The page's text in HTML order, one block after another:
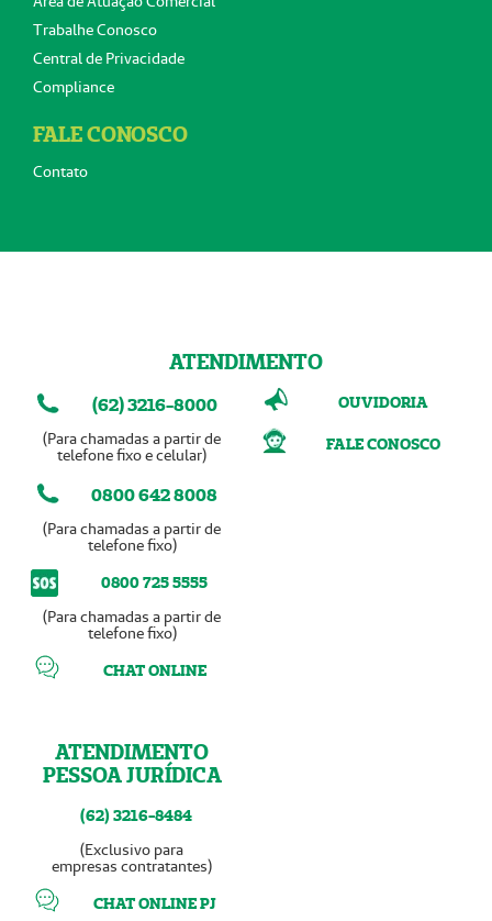
Trabalhe Conosco
Central de Privacidade
Compliance
FALE CONOSCO
Contato
ATENDIMENTO
(62) 3216-8000
(Para chamadas a partir de
telefone fixo e celular)
0800 642 8008
(Para chamadas a partir de
telefone fixo)
0800 725 5555
(Para chamadas a partir de
telefone fixo)
CHAT ONLINE
ATENDIMENTO
PESSOA JURÍDICA
(62) 3216-8484
(Exclusivo para
empresas contratantes)
CHAT ONLINE PJ
OUVIDORIA
FALE CONOSCO